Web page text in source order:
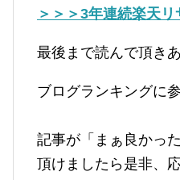
＞＞＞3年連続楽天
最後まで読んで頂き
ブログランキングに
記事が「まぁ良かっ
頂けましたら是非、